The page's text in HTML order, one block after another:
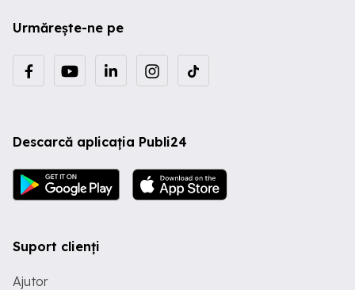
Urmărește-ne pe
Descarcă aplicația Publi24
Suport clienți
Ajutor